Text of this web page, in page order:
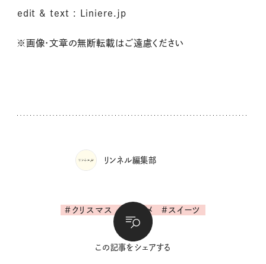
edit & text : Liniere.jp
※画像・文章の無断転載はご遠慮ください
リンネル編集部
#クリスマス #グルメ #スイーツ
この記事をシェアする